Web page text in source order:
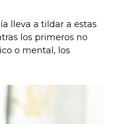
lleva a tildar a estas
los primeros no
o mental, los